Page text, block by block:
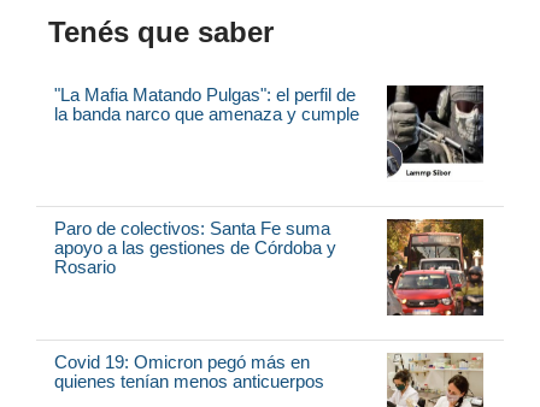
Tenés que saber
"La Mafia Matando Pulgas": el perfil de
la banda narco que amenaza y cumple
Paro de colectivos: Santa Fe suma
apoyo a las gestiones de Córdoba y
Rosario
Covid 19: Omicron pegó más en
quienes tenían menos anticuerpos